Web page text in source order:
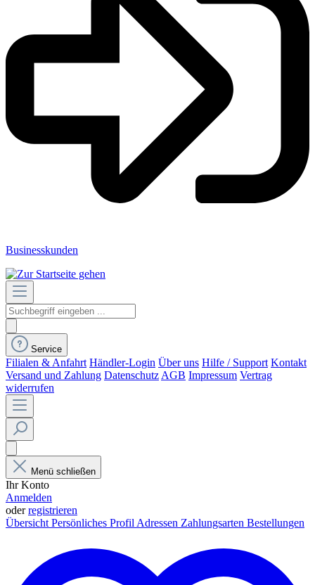
Businesskunden
Service
Filialen & Anfahrt Händler-Login Über uns Hilfe / Support Kontakt
Versand und Zahlung Datenschutz AGB Impressum Vertrag
widerrufen
Menü schließen
Ihr Konto
Anmelden
oderregistrieren
Übersicht Persönliches Profil Adressen Zahlungsarten Bestellungen